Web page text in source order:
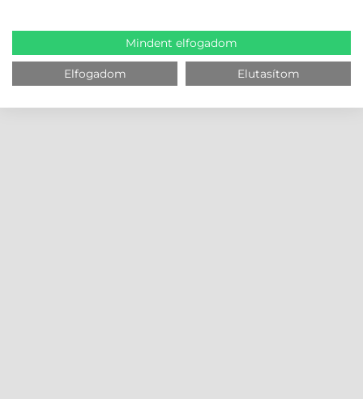
Mindent elfogadom
Elfogadom Elutasítom